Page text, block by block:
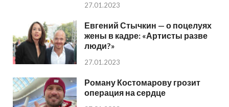
27.01.2023
Евгений Стычкин — о поцелуях
жены в кадре: «Артисты разве
люди?»
27.01.2023
Роману Костомарову грозит
операция на сердце